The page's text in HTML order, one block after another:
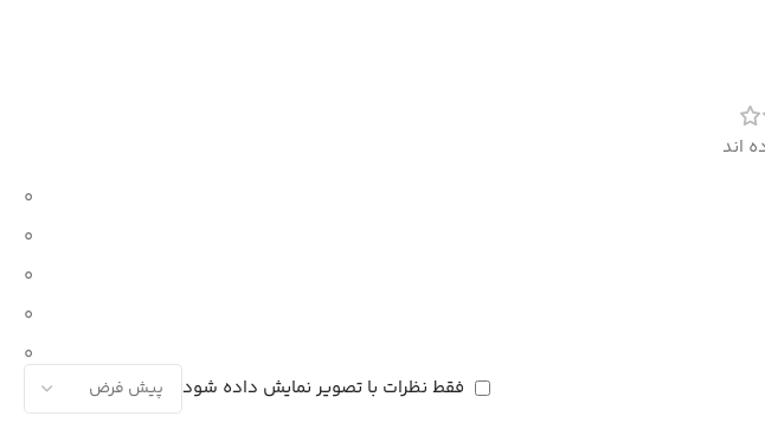
0
0
0
0
0
فقط نظرات با تصویر نمایش داده شود